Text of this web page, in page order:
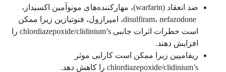
ضد انعقاد (warfarin)، مهارکننده‌های مونوآمین اکسیداز،
disulfiram، nefazodone، امپرازول، فنوتیازین زیرا ممکن
است خطرات اثرات جانبی chlordiazepoxide/clidinium’s را
افزایش دهند.
ریفامپین زیرا ممکن است کارایی موثر
chlordiazepoxide/clidinium’s را کاهش دهد.